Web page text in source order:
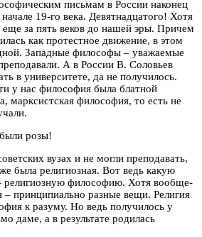
письмам в России наконец
19-го века. Девятнадцатого! Хотя
еще за пять веков до нашей эры. Причем
как протестное движение, в этом
Западные философы – уважаемые
А в России В. Соловьев
в университете, да не получилось.
у нас философия была блатной
марксистская философия, то есть не
розы!
вузах и не могли преподавать,
была религиозная. Вот ведь какую
религиозную философию. Хотя вообще-
– принципиально разные вещи. Религия
к разуму. Но ведь получилось у
даме, а в результате родилась